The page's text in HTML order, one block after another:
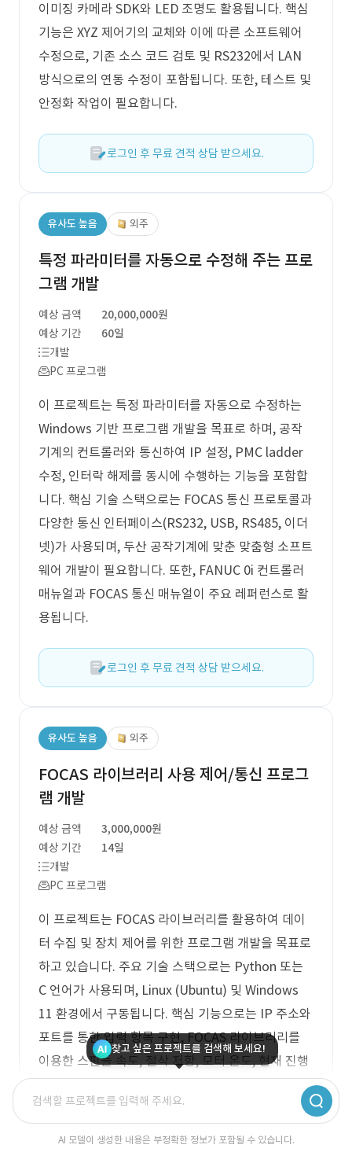
이미징 카메라 SDK와 LED 조명도 활용됩니다. 핵심
기능은 XYZ 제어기의 교체와 이에 따른 소프트웨어
수정으로, 기존 소스 코드 검토 및 RS232에서 LAN
방식으로의 연동 수정이 포함됩니다. 또한, 테스트 및
안정화 작업이 필요합니다.
로그인 후 무료 견적 상담 받으세요.
유사도 높음 외주
특정 파라미터를 자동으로 수정해 주는 프로
그램 개발
예상 금액
20,000,000원
예상 기간
60일
개발
PC 프로그램
이 프로젝트는 특정 파라미터를 자동으로 수정하는
Windows 기반 프로그램 개발을 목표로 하며, 공작
기계의 컨트롤러와 통신하여 IP 설정, PMC ladder
수정, 인터락 해제를 동시에 수행하는 기능을 포함합
니다. 핵심 기술 스택으로는 FOCAS 통신 프로토콜과
다양한 통신 인터페이스(RS232, USB, RS485, 이더
넷)가 사용되며, 두산 공작기계에 맞춘 맞춤형 소프트
웨어 개발이 필요합니다. 또한, FANUC 0i 컨트롤러
매뉴얼과 FOCAS 통신 매뉴얼이 주요 레퍼런스로 활
용됩니다.
로그인 후 무료 견적 상담 받으세요.
유사도 높음 외주
FOCAS 라이브러리 사용 제어/통신 프로그
램 개발
예상 금액
3,000,000원
예상 기간
14일
개발
PC 프로그램
이 프로젝트는 FOCAS 라이브러리를 활용하여 데이
터 수집 및 장치 제어를 위한 프로그램 개발을 목표로
하고 있습니다. 주요 기술 스택으로는 Python 또는
C 언어가 사용되며, Linux (Ubuntu) 및 Windows
11 환경에서 구동됩니다. 핵심 기능으로는 IP 주소와
포트를 통한 입력 항목 구현, FOCAS 라이브러리를
이용한 스핀들 속도, 절삭 저항, 모터 온도, 현재 진행
그리고 외부 인터페이스를 통한 데이터 수집 시작 및
중지, 데이터 조회, 버퍼 초기화 기능이 포함됩니다.
찾고 싶은 프로젝트를 검색해 보세요!
AI 모델이 생성한 내용은 부정확한 정보가 포함될 수 있습니다.